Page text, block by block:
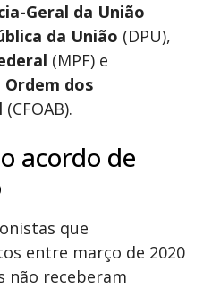
Geral da União
da União (DPU),
(MPF) e
Ordem dos
(CFOAB).
acordo de
que
entre março de 2020
não receberam